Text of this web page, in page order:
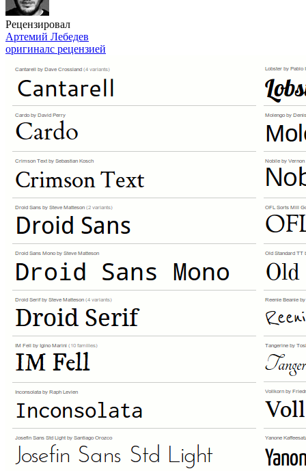
Рецензировал
Артемий Лебедев
оригиналс рецензией